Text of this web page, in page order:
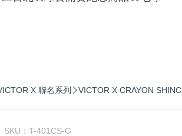
X 聯名系列 VICTOR X CRAYON
SKU：T-401CS-G